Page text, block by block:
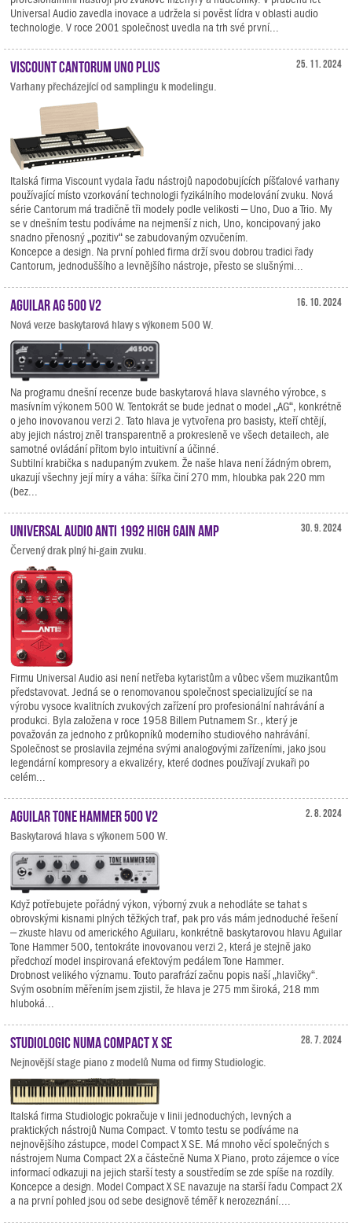
Universal Audio zavedla inovace a udržela si pověst lídra v oblasti audio
technologie. V roce 2001 společnost uvedla na trh své první...
25. 11. 2024
Viscount Cantorum Uno Plus
Varhany přecházející od samplingu k modelingu.
Italská firma Viscount vydala řadu nástrojů napodobujících píšťalové varhany
používající místo vzorkování technologii fyzikálního modelování zvuku. Nová
série Cantorum má tradičně tři modely podle velikosti – Uno, Duo a Trio. My
se v dnešním testu podíváme na nejmenší z nich, Uno, koncipovaný jako
snadno přenosný „pozitiv“ se zabudovaným ozvučením.
Koncepce a design. Na první pohled firma drží svou dobrou tradici řady
Cantorum, jednoduššího a levnějšího nástroje, přesto se slušnými...
16. 10. 2024
Aguilar AG 500 V2
Nová verze baskytarová hlavy s výkonem 500 W.
Na programu dnešní recenze bude baskytarová hlava slavného výrobce, s
masívním výkonem 500 W. Tentokrát se bude jednat o model „AG“, konkrétně
o jeho inovovanou verzi 2. Tato hlava je vytvořena pro basisty, kteří chtějí,
aby jejich nástroj zněl transparentně a prokresleně ve všech detailech, ale
samotné ovládání přitom bylo intuitivní a účinné.
Subtilní krabička s nadupaným zvukem. Že naše hlava není žádným obrem,
ukazují všechny její míry a váha: šířka činí 270 mm, hloubka pak 220 mm
(bez...
30. 9. 2024
Universal Audio ANTI 1992 High Gain Amp
Červený drak plný hi-gain zvuku.
Firmu Universal Audio asi není netřeba kytaristům a vůbec všem muzikantům
představovat. Jedná se o renomovanou společnost specializující se na
výrobu vysoce kvalitních zvukových zařízení pro profesionální nahrávání a
produkci. Byla založena v roce 1958 Billem Putnamem Sr., který je
považován za jednoho z průkopníků moderního studiového nahrávání.
Společnost se proslavila zejména svými analogovými zařízeními, jako jsou
legendární kompresory a ekvalizéry, které dodnes používají zvukaři po
celém...
2. 8. 2024
Aguilar Tone Hammer 500 V2
Baskytarová hlava s výkonem 500 W.
Když potřebujete pořádný výkon, výborný zvuk a nehodláte se tahat s
obrovskými kisnami plných těžkých traf, pak pro vás mám jednoduché řešení
– zkuste hlavu od amerického Aguilaru, konkrétně baskytarovou hlavu Aguilar
Tone Hammer 500, tentokráte inovovanou verzi 2, která je stejně jako
předchozí model inspirovaná efektovým pedálem Tone Hammer.
Drobnost velikého významu. Touto parafrází začnu popis naší „hlavičky“.
Svým osobním měřením jsem zjistil, že hlava je 275 mm široká, 218 mm
hluboká...
28. 7. 2024
Studiologic Numa Compact X SE
Nejnovější stage piano z modelů Numa od firmy Studiologic.
Italská firma Studiologic pokračuje v linii jednoduchých, levných a
praktických nástrojů Numa Compact. V tomto testu se podíváme na
nejnovějšího zástupce, model Compact X SE. Má mnoho věcí společných s
nástrojem Numa Compact 2X a částečně Numa X Piano, proto zájemce o více
informací odkazuji na jejich starší testy a soustředím se zde spíše na rozdíly.
Koncepce a design. Model Compact X SE navazuje na starší řadu Compact 2X
a na první pohled jsou od sebe designově téměř k nerozeznání....